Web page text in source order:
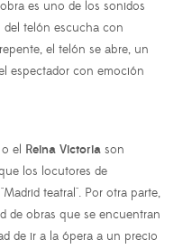
es uno de los sonidos
del telón escucha con
el telón se abre, un
espectador con emoción
o el Reina Victoria son
los locutores de
teatral". Por otra parte,
de obras que se encuentran
de ir a la ópera a un precio